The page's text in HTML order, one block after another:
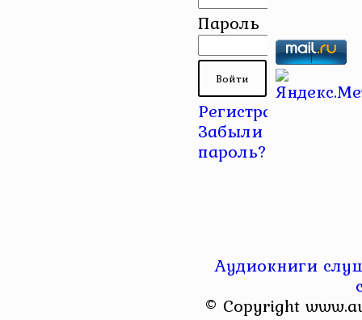
Пароль
Регистрация
Забыли
пароль?
Аудиокниги
© Copyright